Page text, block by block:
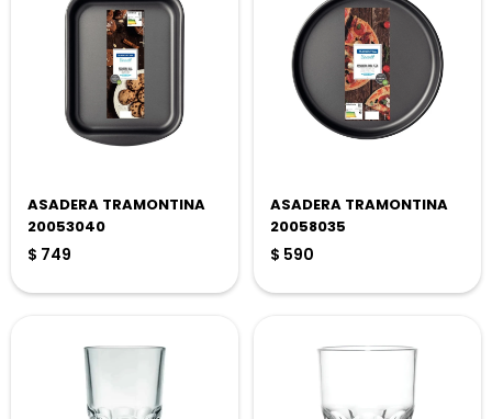
ASADERA TRAMONTINA
20053040
$ 749
ASADERA TRAMONTINA
20058035
$ 590